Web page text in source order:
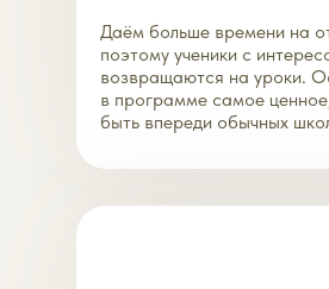
Даём больше времени на
поэтому ученики с
возвращаются на уроки.
в программе самое
быть впереди обычных